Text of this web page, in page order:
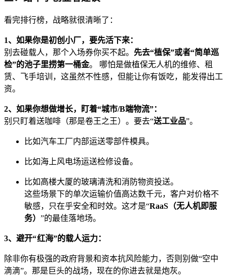
看完排行榜，战略就很清晰了：
1、如果你是初创小厂，要先活下来：
别去碰载人，那个入场券你买不起。 先去“植保”或者“简单巡
检”的池子里捞第一桶金。 哪怕是做植保无人机的维修、租
赁、飞手培训，这虽然不性感，但能让你有饭吃，能发得出工
资。
2、如果你想做增长，盯着“城市/B端物流”：
别只盯着送咖啡（那是卷王之王）。要去“送工业品”。
比如汽车工厂内部运送零部件模具。
比如海上风电场运送检修设备。
比如高楼大厦的玻璃清洗和消防物资投送。
这些场景下的单次运输价值高达数千元，客户对价格不
敏感，只在乎安全和时效。这才是“RaaS（无人机即服
务） ”的最佳落地场。
3、避开“红海”的载人运力：
除非你有极强的政府背景和资本抗风险能力，否则别做“空中
滴滴”。那是巨头的战场，现在的你进去就是炮灰。